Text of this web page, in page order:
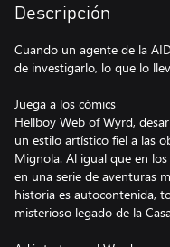
Descripción
Cuando un agente de la
de investigarlo, lo que lo
Juega a los cómics
Hellboy Web of Wyrd,
un estilo artístico fiel a las
Mignola. Al igual que en
en una serie de aventuras
historia es autocontenida,
misterioso legado de la